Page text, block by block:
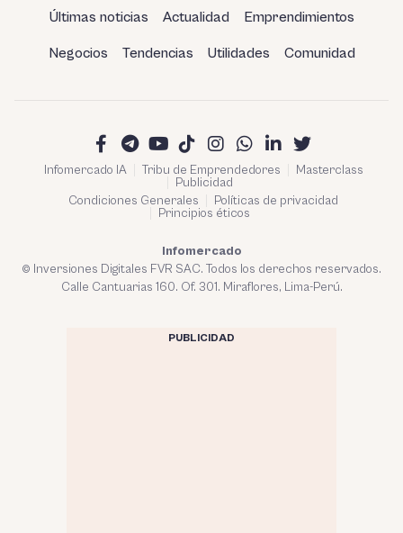
Últimas noticias Actualidad Emprendimientos
Negocios Tendencias Utilidades Comunidad
Infomercado IA Tribu de Emprendedores
Masterclass
Publicidad
Condiciones Generales
Políticas de privacidad
Principios éticos
Infomercado
© Inversiones Digitales FVR SAC. Todos los derechos reservados.
Calle Cantuarias 160. Of. 301. Miraflores, Lima-Perú.
PUBLICIDAD